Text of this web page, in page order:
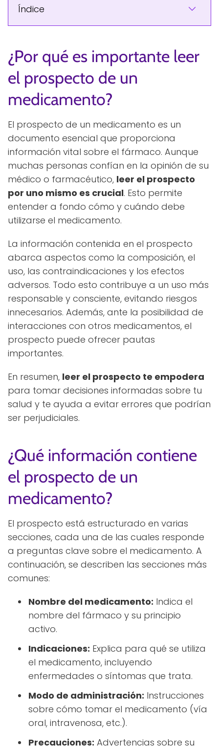
Índice
¿Por qué es importante leer
el prospecto de un
medicamento?
El prospecto de un medicamento es un
documento esencial que proporciona
información vital sobre el fármaco. Aunque
muchas personas confían en la opinión de su
médico o farmacéutico, leer el prospecto
por uno mismo es crucial. Esto permite
entender a fondo cómo y cuándo debe
utilizarse el medicamento.
La información contenida en el prospecto
abarca aspectos como la composición, el
uso, las contraindicaciones y los efectos
adversos. Todo esto contribuye a un uso más
responsable y consciente, evitando riesgos
innecesarios. Además, ante la posibilidad de
interacciones con otros medicamentos, el
prospecto puede ofrecer pautas
importantes.
En resumen, leer el prospecto te empodera
para tomar decisiones informadas sobre tu
salud y te ayuda a evitar errores que podrían
ser perjudiciales.
¿Qué información contiene
el prospecto de un
medicamento?
El prospecto está estructurado en varias
secciones, cada una de las cuales responde
a preguntas clave sobre el medicamento. A
continuación, se describen las secciones más
comunes:
Nombre del medicamento: Indica el
nombre del fármaco y su principio
activo.
Indicaciones: Explica para qué se utiliza
el medicamento, incluyendo
enfermedades o síntomas que trata.
Modo de administración: Instrucciones
sobre cómo tomar el medicamento (vía
oral, intravenosa, etc.).
Precauciones: Advertencias sobre su